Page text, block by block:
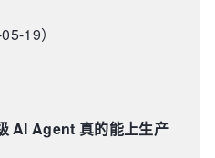
19）
AI Agent 真的能上生产